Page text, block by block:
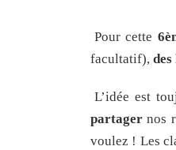
Pour cette
facultatif),
L’idée est
partager nos
voulez ! Les